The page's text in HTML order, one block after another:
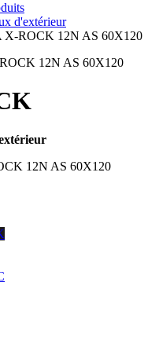
d'extérieur
ROCK 12N AS 60X120
12N AS 60X120